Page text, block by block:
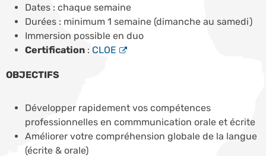
Dates : chaque semaine
Durées : minimum 1 semaine (dimanche au samedi)
Immersion possible en duo
Certification : CLOE
OBJECTIFS
Développer rapidement vos compétences
professionnelles en commmunication orale et écrite
Améliorer votre compréhension globale de la langue
(écrite & orale)